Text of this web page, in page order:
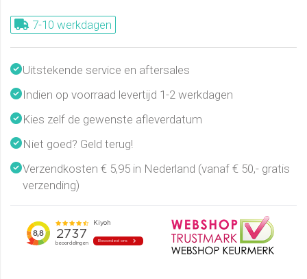
7-10 werkdagen
Uitstekende service en aftersales
Indien op voorraad levertijd 1-2 werkdagen
Kies zelf de gewenste afleverdatum
Niet goed? Geld terug!
Verzendkosten € 5,95 in Nederland (vanaf € 50,- gratis
verzending)